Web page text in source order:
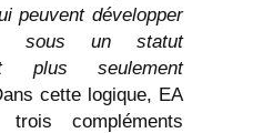
peuvent développer
sous un statut
plus seulement
cette logique, EA
compléments